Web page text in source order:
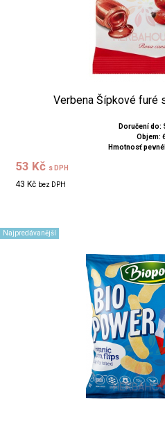
Verbena Šípkové furé
Doručení do:
Objem:
Hmotnosť
53 Kč s DPH
43 Kč bez DPH
Najpredávanější